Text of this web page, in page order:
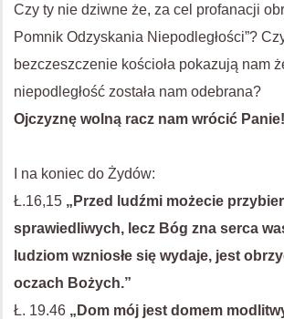
Czy ty nie dziwne że, za cel profanacji
Pomnik Odzyskania Niepodległości”?
bezczeszczenie kościoła pokazują nam
niepodległość została nam odebrana?
Ojczyznę wolną racz nam wrócić Panie!
I na koniec do Żydów:
Ł.16,15 „Przed ludźmi możecie
sprawiedliwych, lecz Bóg zna serca
ludziom wzniosłe się wydaje, jest
oczach Bożych.”
Ł. 19.46 „Dom mój jest domem